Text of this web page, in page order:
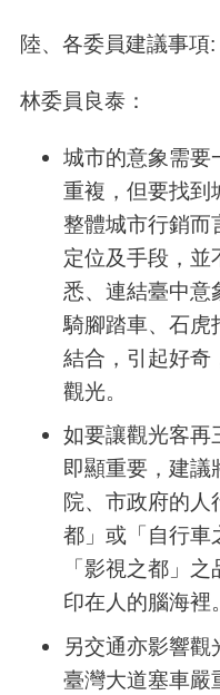
陸、各委員建議事項:
林委員良泰：
城市的意象需要
重複，但要找到
整體城市行銷而
定位及手段，並
悉、連結臺中意
騎腳踏車、石虎
結合，引起好奇
觀光。
如要讓觀光客再
即顯重要，建議
院、市政府的人
都」或「自行車
「影視之都」
印在人的腦海裡。
另交通亦影響
臺灣大道塞車嚴